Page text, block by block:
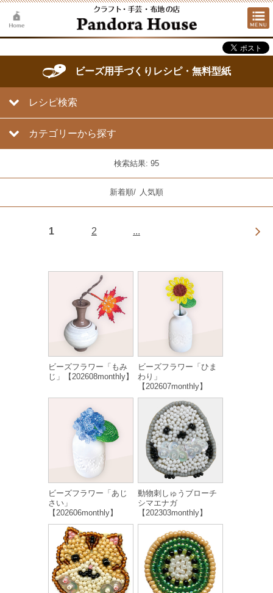
ビーズ用手づくりレシピ・無料型紙
レシピ検索
カテゴリーから探す
検索結果: 95
新着順/ 人気順
1 2 ...
ビーズフラワー「もみ
じ」【202608monthly】
ビーズフラワー「ひま
わり」
【202607monthly】
ビーズフラワー「あじ
さい」
【202606monthly】
動物刺しゅうブローチ
シマエナガ
【202303monthly】